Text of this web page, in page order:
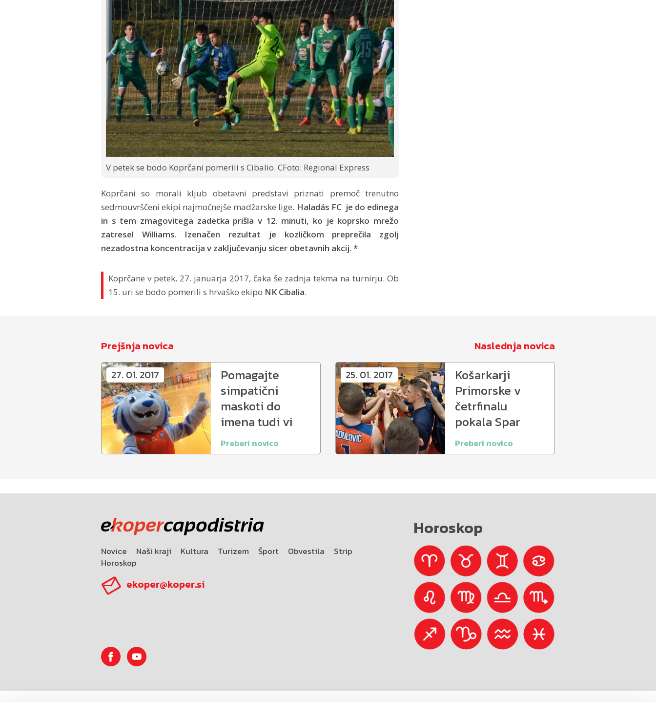
V petek se bodo Koprčani pomerili s Cibalio. CFoto: Regional Express
Koprčani so morali kljub obetavni predstavi priznati premoč trenutno
sedmouvrščeni ekipi najmočnejše madžarske lige. Haladás FC je do edinega
in s tem zmagovitega zadetka prišla v 12. minuti, ko je koprsko mrežo
zatresel Williams. Izenačen rezultat je kozličkom preprečila zgolj
nezadostna koncentracija v zaključevanju sicer obetavnih akcij. *
Koprčane v petek, 27. januarja 2017, čaka še zadnja tekma na turnirju. Ob
15. uri se bodo pomerili s hrvaško ekipo NK Cibalia.
Prejšnja novica
Naslednja novica
27. 01. 2017
Pomagajte
simpatični
maskoti do
imena tudi vi
Preberi novico
25. 01. 2017
Košarkarji
Primorske v
četrfinalu
pokala Spar
Preberi novico
Novice Naši kraji Kultura Turizem Šport Obvestila
Strip
Horoskop
ekoper@koper.si
Horoskop